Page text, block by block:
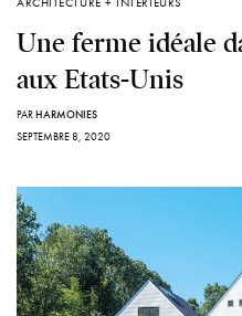
Une ferme idéale
aux Etats-Unis
PARHARMONIES
SEPTEMBRE 8, 2020